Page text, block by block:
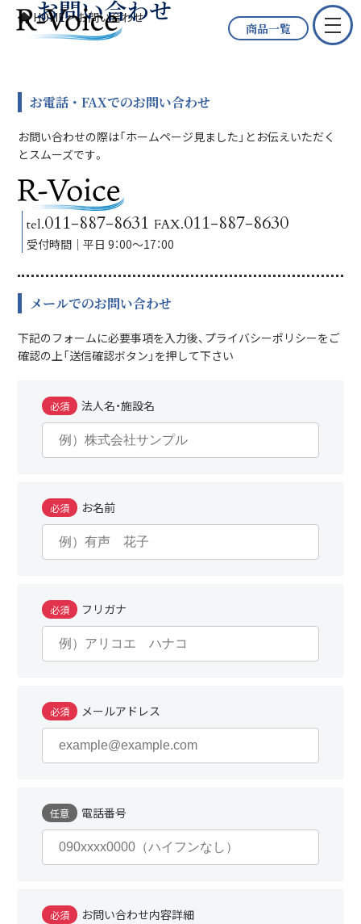
商品一覧
お問い合わせ
HOME>お問い合わせ
お電話・FAXでのお問い合わせ
お問い合わせの際は「ホームページ見ました」とお伝えいただく
とスムーズです。
tel.011-887-8631FAX.011-887-8630
受付時間│平日 9：00～17：00
メールでのお問い合わせ
下記のフォームに必要事項を入力後、プライバシーポリシーをご
確認の上「送信確認ボタン」を押して下さい
必須 法人名・施設名
必須 お名前
必須 フリガナ
必須 メールアドレス
任意 電話番号
必須 お問い合わせ内容詳細